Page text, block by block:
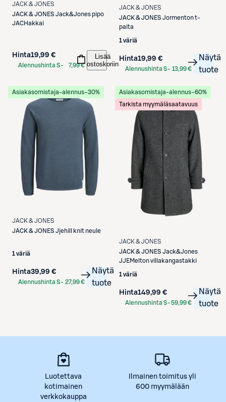
JACK & JONES
JACK & JONES Jack&Jones pipo
JACHakkai
Hinta19,99 €
Alennushinta S-
7,99 €
Lisää
ostoskoriin
JACK & JONES
JACK & JONES Jormenton t-
paita
1 väriä
Hinta19,99 €
Alennushinta S- 13,99 €
Näytä
tuote
Asiakasomistaja-alennus−30%
JACK & JONES
JACK & JONES Jjehill knit neule
1 väriä
Hinta39,99 €
Alennushinta S- 27,99 €
Näytä
tuote
Asiakasomistaja-alennus−60%
Tarkista myymäläsaatavuus
JACK & JONES
JACK & JONES Jack&Jones
JJEMelton villakangastakki
1 väriä
Hinta149,99 €
Alennushinta S-59,99 €
Näytä
tuote
Luotettava
kotimainen
verkkokauppa
Ilmainen toimitus yli
600 myymälään